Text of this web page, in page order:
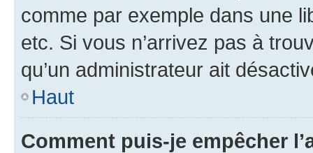
comme par exemple dans une
etc. Si vous n’arrivez pas à
qu’un administrateur ait
Haut
Comment puis-je empêcher